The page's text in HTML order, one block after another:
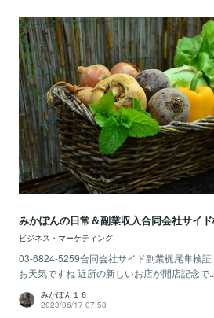
みかぽんの日常＆副業収入合同会社サイ
ビジネス・マーケティング
03-6824-5259合同会社サイド副業梶尾隼検
お天気ですね 近所の新しいお店が開店記念で
みかぽん１６
2023/06/17 07:58